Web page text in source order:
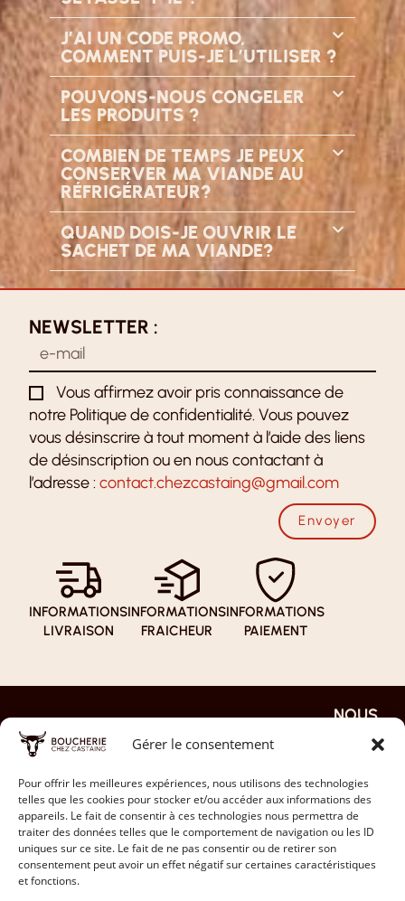
Gérer le consentement
Pour offrir les meilleures expériences, nous utilisons des technologies
telles que les cookies pour stocker et/ou accéder aux informations des
appareils. Le fait de consentir à ces technologies nous permettra de
traiter des données telles que le comportement de navigation ou les ID
uniques sur ce site. Le fait de ne pas consentir ou de retirer son
consentement peut avoir un effet négatif sur certaines caractéristiques
et fonctions.
J’AI UN CODE PROMO,
COMMENT PUIS-JE L’UTILISER ?
POUVONS-NOUS CONGELER
LES PRODUITS ?
COMBIEN DE TEMPS JE PEUX
CONSERVER MA VIANDE AU
RÉFRIGÉRATEUR?
QUAND DOIS-JE OUVRIR LE
SACHET DE MA VIANDE?
NEWSLETTER :
Vous affirmez avoir pris connaissance de
notre Politique de confidentialité. Vous pouvez
vous désinscrire à tout moment à l’aide des liens
de désinscription ou en nous contactant à
l’adresse :contact.chezcastaing@gmail.com
Envoyer
INFORMATIONS
LIVRAISON
INFORMATIONS
FRAICHEUR
INFORMATIONS
PAIEMENT
PAGES
NOTRE
HISTOIRE
CONTACT
BOUTI
NOS
VIANDES
MON
PANIER
SAVOI
LA FAQ
NOS
PARTENAIRES
LES AVIS
NOUS
DÉPOSE
MON CV
INSTAGRAM
TIKTOK